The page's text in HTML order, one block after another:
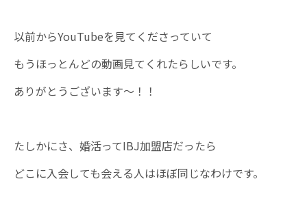
以前からYouTubeを見てくださっていて
もうほっとんどの動画見てくれたらしいです。
ありがとうございます～！！
たしかにさ、婚活ってIBJ加盟店だったら
どこに入会しても会える人はほぼ同じなわけです。